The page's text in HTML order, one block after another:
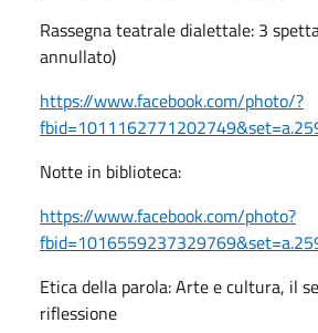
Rassegna teatrale dialettale: 3
annullato)
https://www.facebook.com/photo/?
Notte in biblioteca:
https://www.facebook.com/photo?
Etica della parola: Arte e cultura, il
riflessione